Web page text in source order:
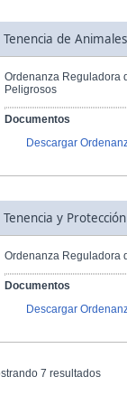
Tenencia de
Ordenanza Reguladora
Peligrosos
Documentos
Descargar
Tenencia y
Ordenanza Reguladora
Documentos
Descargar
7 resultados